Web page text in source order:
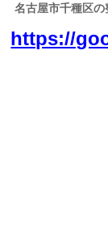
名古屋市千種区
https://